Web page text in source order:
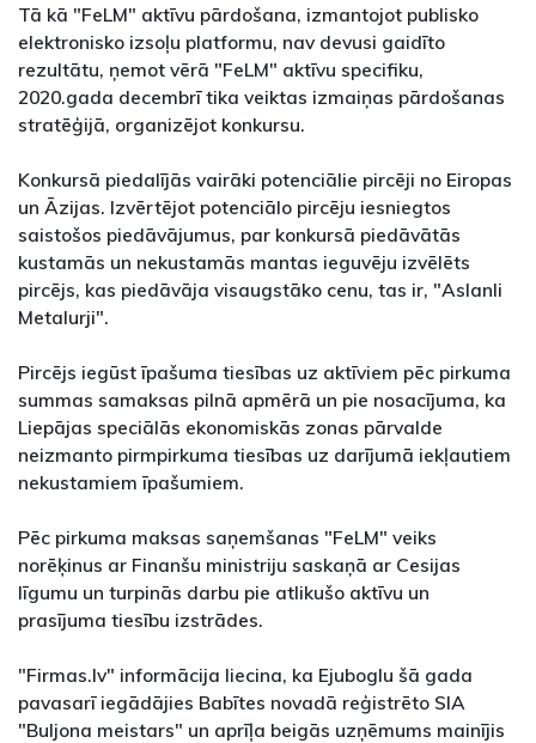
Tā kā "FeLM" aktīvu pārdošana, izmantojot publisko
elektronisko izsoļu platformu, nav devusi gaidīto
rezultātu, ņemot vērā "FeLM" aktīvu specifiku,
2020.gada decembrī tika veiktas izmaiņas pārdošanas
stratēģijā, organizējot konkursu.
Konkursā piedalījās vairāki potenciālie pircēji no Eiropas
un Āzijas. Izvērtējot potenciālo pircēju iesniegtos
saistošos piedāvājumus, par konkursā piedāvātās
kustamās un nekustamās mantas ieguvēju izvēlēts
pircējs, kas piedāvāja visaugstāko cenu, tas ir, "Aslanli
Metalurji".
Pircējs iegūst īpašuma tiesības uz aktīviem pēc pirkuma
summas samaksas pilnā apmērā un pie nosacījuma, ka
Liepājas speciālās ekonomiskās zonas pārvalde
neizmanto pirmpirkuma tiesības uz darījumā iekļautiem
nekustamiem īpašumiem.
Pēc pirkuma maksas saņemšanas "FeLM" veiks
norēķinus ar Finanšu ministriju saskaņā ar Cesijas
līgumu un turpinās darbu pie atlikušo aktīvu un
prasījuma tiesību izstrādes.
"Firmas.lv" informācija liecina, ka Ejuboglu šā gada
pavasarī iegādājies Babītes novadā reģistrēto SIA
"Buljona meistars" un aprīļa beigās uzņēmums mainījis